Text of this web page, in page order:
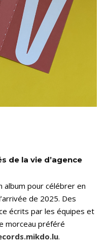
de la vie d’agence
album pour célébrer en
de 2025. Des
écrits par les équipes et
morceau préféré
.